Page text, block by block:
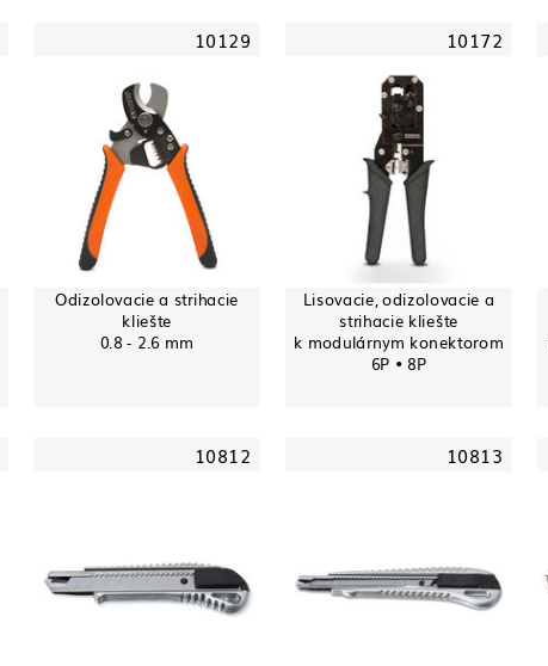
10129
Odizolovacie a strihacie
kliešte
0.8 - 2.6 mm
10172
Lisovacie, odizolovacie a
strihacie kliešte
k modulárnym konektorom
6P • 8P
10812 10813